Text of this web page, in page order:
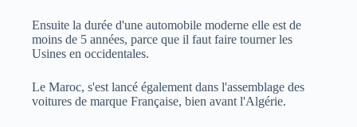
Ensuite la durée d'une automobile moderne elle est de
moins de 5 années, parce que il faut faire tourner les
Usines en occidentales.
Le Maroc, s'est lancé également dans l'assemblage des
voitures de marque Française, bien avant l'Algérie.